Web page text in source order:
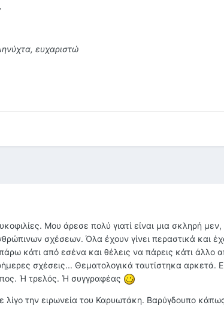
ευχαριστώ
Μου άρεσε πολύ γιατί είναι μια σκληρή μεν,
σχέσεων. Όλα έχουν γίνει περαστικά και
κάτι από εσένα και θέλεις να πάρεις κάτι άλλο
σχέσεις... Θεματολογικά ταυτίστηκα αρκετά.
Ή τρελός. Ή συγγραφέας
λίγο την ειρωνεία του Καρυωτάκη. Βαρύγδουπο